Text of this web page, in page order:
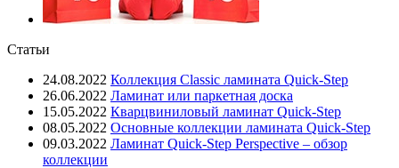
Статьи
24.08.2022 Коллекция Classic ламината Quick-Step
26.06.2022 Ламинат или паркетная доска
15.05.2022 Кварцвиниловый ламинат Quick-Step
08.05.2022 Основные коллекции ламината Quick-Step
09.03.2022 Ламинат Quick-Step Perspective – обзор
коллекции